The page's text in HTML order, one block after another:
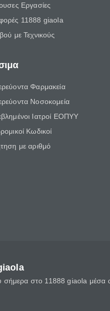
Εργασίες
11888 giaola
με Τεχνικούς
Φαρμακεία
Νοσοκομεία
Ιατροί ΕΟΠΥΥ
Κωδικοί
με αριθμό
σήμερα στο 11888 giaola μέσα